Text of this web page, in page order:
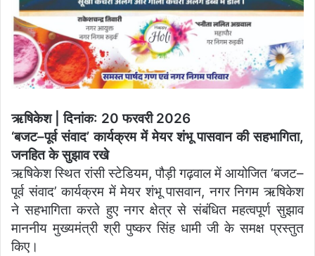
ऋषिकेश | दिनांक: 20 फरवरी 2026
‘बजट–पूर्व संवाद’ कार्यक्रम में मेयर शंभू पासवान की सहभागिता,
जनहित के सुझाव रखे
ऋषिकेश स्थित रांसी स्टेडियम, पौड़ी गढ़वाल में आयोजित ‘बजट–
पूर्व संवाद’ कार्यक्रम में मेयर शंभू पासवान, नगर निगम ऋषिकेश
ने सहभागिता करते हुए नगर क्षेत्र से संबंधित महत्वपूर्ण सुझाव
माननीय मुख्यमंत्री श्री पुष्कर सिंह धामी जी के समक्ष प्रस्तुत
किए।